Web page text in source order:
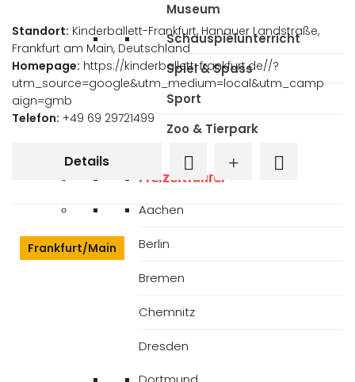
Museum
Schauspielunterricht
Spiel & Spass
Sport
Zoo & Tierpark
Kinderguides
Freizeitführer
Aachen
Berlin
Bremen
Chemnitz
Dresden
Standort: Kinderballett-Frankfurt, Hanauer Landstraße,
Frankfurt am Main, Deutschland
Homepage: https://kinderballett-frankfurt.de//?
utm_source=google&utm_medium=local&utm_camp
aign=gmb
Telefon: +49 69 29721499
Details
Frankfurt/Main